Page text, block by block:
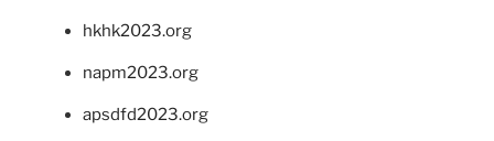
hkhk2023.org
napm2023.org
apsdfd2023.org